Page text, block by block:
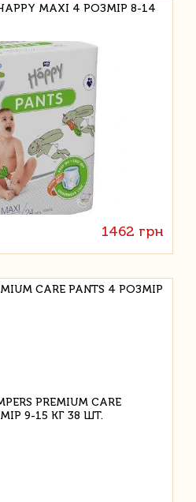
MAXI 4 РОЗМІР 8-14
1462 грн
CARE PANTS 4 РОЗМІР